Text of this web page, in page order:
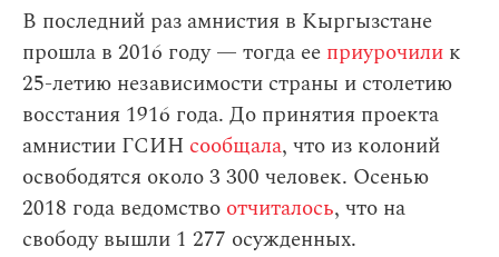
В последний раз амнистия в Кыргызстане
прошла в 2016 году — тогда ее приурочили к
25-летию независимости страны и столетию
восстания 1916 года. До принятия проекта
амнистии ГСИН сообщала, что из колоний
освободятся около 3 300 человек. Осенью
2018 года ведомство отчиталось, что на
свободу вышли 1 277 осужденных.